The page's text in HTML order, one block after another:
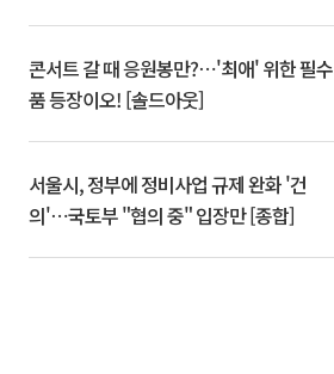
콘서트 갈 때 응원봉만?⋯'최애' 위한 필수
품 등장이오! [솔드아웃]
서울시, 정부에 정비사업 규제 완화 '건
의'⋯국토부 "협의 중" 입장만 [종합]